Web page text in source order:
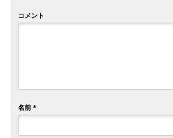
コメント
名前*